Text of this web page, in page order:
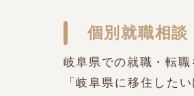
個別就職相
岐阜県での就職・転
「岐阜県に移住した